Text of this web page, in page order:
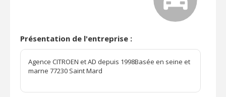
Présentation de l'entreprise :
Agence CITROEN et AD depuis 1998Basée en seine et
marne 77230 Saint Mard